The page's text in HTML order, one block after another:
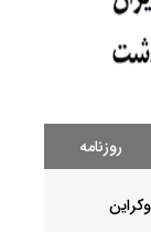
روزنامه